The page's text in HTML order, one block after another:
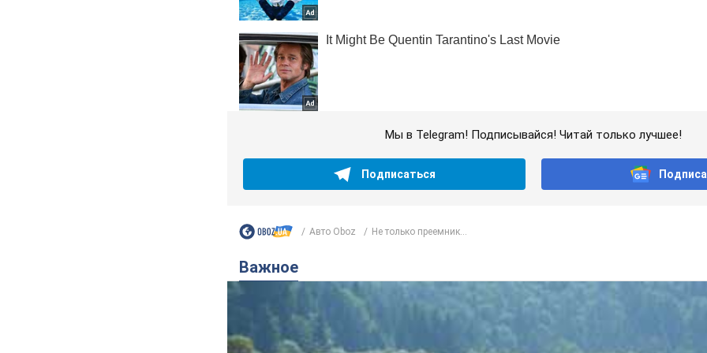
Мы в Telegram! Подписывайся! Читай только лучшее!
Подписаться
Авто Oboz Не только преемник...
Важное